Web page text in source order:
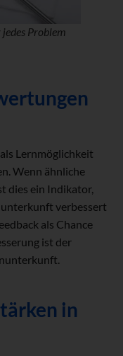
jedes Problem
Lernmöglichkeit
Wenn ähnliche
dies ein Indikator,
verbessert
als Chance
ist der
in